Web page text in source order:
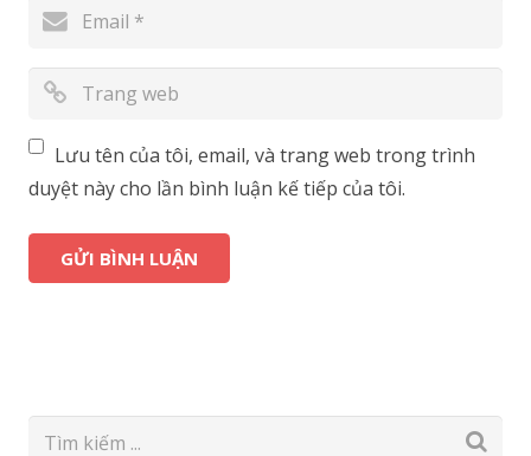
Lưu tên của tôi, email, và trang web trong trình
duyệt này cho lần bình luận kế tiếp của tôi.